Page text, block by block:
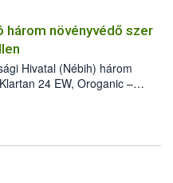
a szlovák
megállítása érdekében.
három növényvédő szer
Hivatal (Nébih) három
24 EW, Oroganic –
a szüretet követően,
stádiumáig
a károsító elleni további
ökológiai termesztésben is